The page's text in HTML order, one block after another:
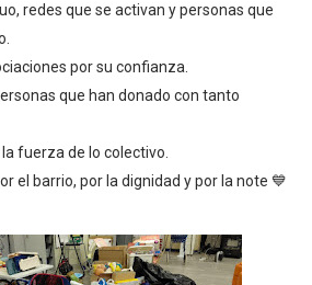
redes que se activan y personas que
por su confianza.
que han donado con tanto
fuerza de lo colectivo.
el barrio, por la dignidad y por la note 💙